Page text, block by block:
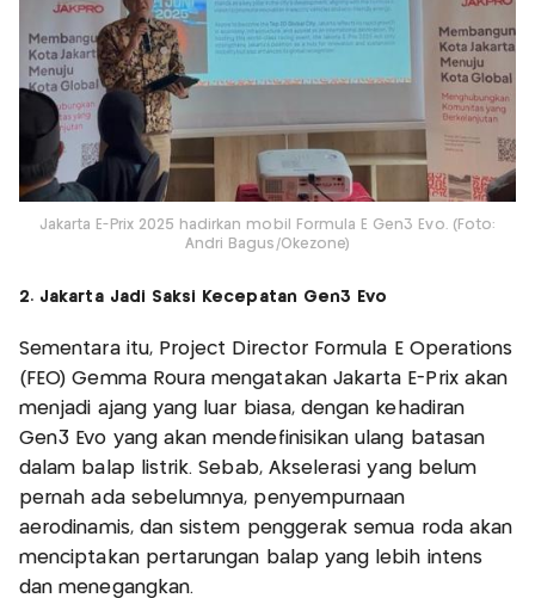
Jakarta E-Prix 2025 hadirkan mobil Formula E Gen3 Evo. (Foto:
Andri Bagus/Okezone)
2. Jakarta Jadi Saksi Kecepatan Gen3 Evo
Sementara itu, Project Director Formula E Operations
(FEO) Gemma Roura mengatakan Jakarta E-Prix akan
menjadi ajang yang luar biasa, dengan kehadiran
Gen3 Evo yang akan mendefinisikan ulang batasan
dalam balap listrik. Sebab, Akselerasi yang belum
pernah ada sebelumnya, penyempurnaan
aerodinamis, dan sistem penggerak semua roda akan
menciptakan pertarungan balap yang lebih intens
dan menegangkan.